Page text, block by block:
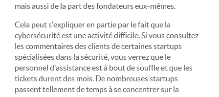
mais aussi de la part des fondateurs eux-mêmes.
Cela peut s'expliquer en partie par le fait que la
cybersécurité est une activité difficile. Si vous consultez
les commentaires des clients de certaines startups
spécialisées dans la sécurité, vous verrez que le
personnel d'assistance est à bout de souffle et que les
tickets durent des mois. De nombreuses startups
passent tellement de temps à se concentrer sur la